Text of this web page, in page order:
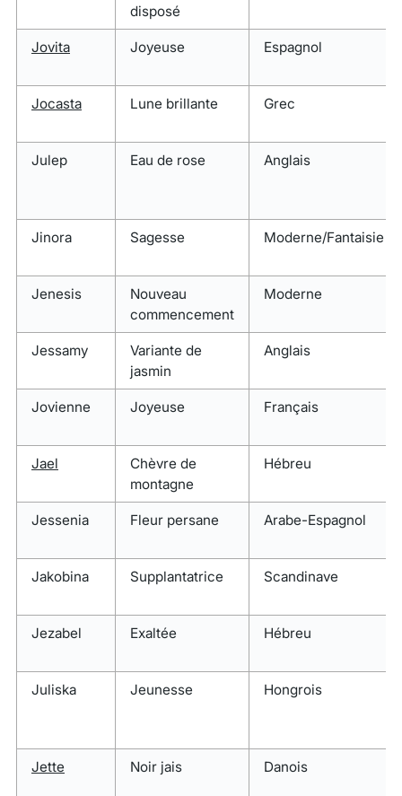
disposé
Jovita Joyeuse Espagnol
Jocasta Lune brillante Grec
Julep Eau de rose Anglais
Jinora Sagesse Moderne/Fantaisie
Jenesis
Nouveau
commencement
Moderne
Jessamy
Variante de
jasmin
Anglais
Jovienne Joyeuse Français
Jael
Chèvre de
montagne
Hébreu
Jessenia Fleur persane Arabe-Espagnol
Jakobina Supplantatrice Scandinave
Jezabel Exaltée Hébreu
Juliska Jeunesse Hongrois
Jette Noir jais Danois